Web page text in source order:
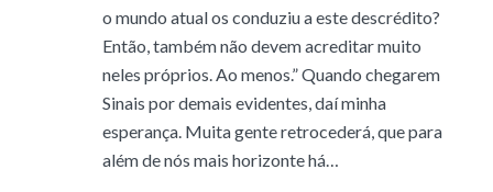
o mundo atual os conduziu a este descrédito?
Então, também não devem acreditar muito
neles próprios. Ao menos.” Quando chegarem
Sinais por demais evidentes, daí minha
esperança. Muita gente retrocederá, que para
além de nós mais horizonte há…